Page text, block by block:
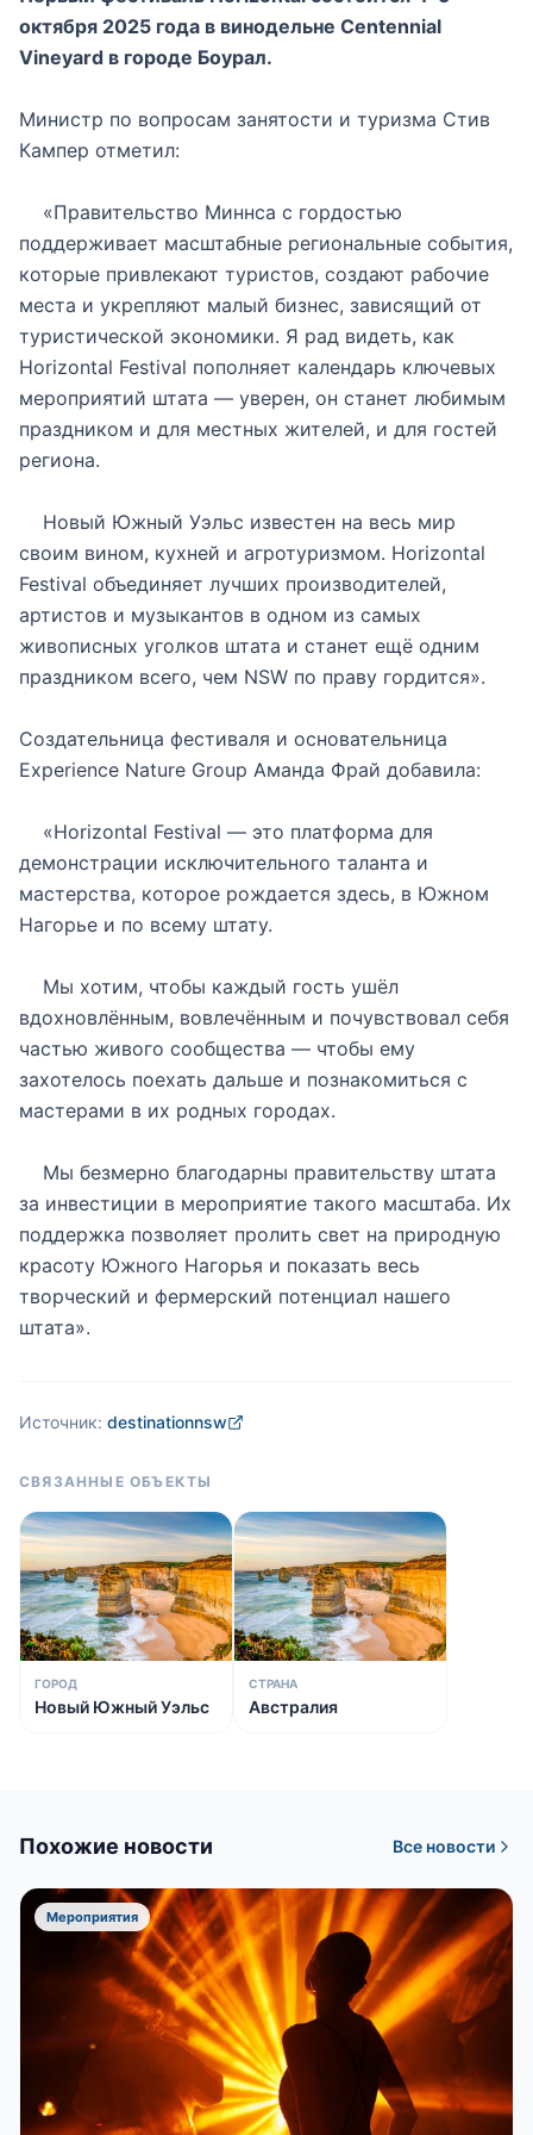
октября 2025 года в винодельне Centennial
Vineyard в городе Боурал.
Министр по вопросам занятости и туризма Стив
Кампер отметил:
«Правительство Миннса с гордостью
поддерживает масштабные региональные события,
которые привлекают туристов, создают рабочие
места и укрепляют малый бизнес, зависящий от
туристической экономики. Я рад видеть, как
Horizontal Festival пополняет календарь ключевых
мероприятий штата — уверен, он станет любимым
праздником и для местных жителей, и для гостей
региона.
Новый Южный Уэльс известен на весь мир
своим вином, кухней и агротуризмом. Horizontal
Festival объединяет лучших производителей,
артистов и музыкантов в одном из самых
живописных уголков штата и станет ещё одним
праздником всего, чем NSW по праву гордится».
Создательница фестиваля и основательница
Experience Nature Group Аманда Фрай добавила:
«Horizontal Festival — это платформа для
демонстрации исключительного таланта и
мастерства, которое рождается здесь, в Южном
Нагорье и по всему штату.
Мы хотим, чтобы каждый гость ушёл
вдохновлённым, вовлечённым и почувствовал себя
частью живого сообщества — чтобы ему
захотелось поехать дальше и познакомиться с
мастерами в их родных городах.
Мы безмерно благодарны правительству штата
за инвестиции в мероприятие такого масштаба. Их
поддержка позволяет пролить свет на природную
красоту Южного Нагорья и показать весь
творческий и фермерский потенциал нашего
штата».
Источник: destinationnsw
СВЯЗАННЫЕ ОБЪЕКТЫ
ГОРОД
Новый Южный Уэльс
СТРАНА
Австралия
Похожие новости Все новости
Мероприятия